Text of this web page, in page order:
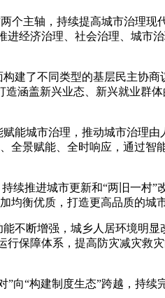
个主轴，持续提高城市治理
经济治理、社会治理、城市
建了不同类型的基层民主协
涵盖新兴业态、新兴就业群
能城市治理，推动城市治理
全景赋能、全时响应，通过智
续推进城市更新和“两旧一村”
均衡优质，打造更高品质的城市
不断增强，城乡人居环境明
保障体系，提高防灾减灾救
向“构建制度生态”跨越，持